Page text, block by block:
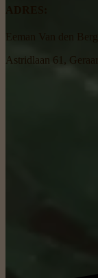
Astridlaan 61,